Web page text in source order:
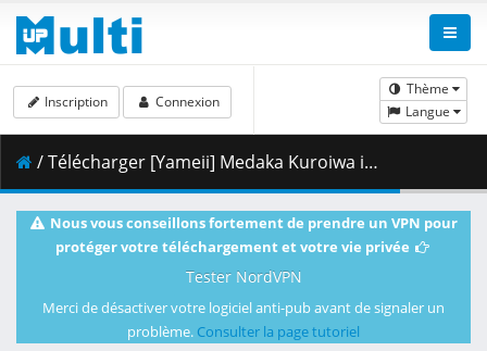
Thème
Langue
Inscription Connexion
/ Télécharger [Yameii] Medaka Kuroiwa is Impervious to My Charms - S01E03 [English Dub] [CR WEB-DL 1080p] [EAB15FA1].mkv.001 ( 461.64 MB )
Nous vous conseillons fortement de prendre un VPN pour
protéger votre téléchargement et votre vie privée
Tester NordVPN
Merci de désactiver votre logiciel anti-pub avant de signaler un
problème. Consulter la page tutoriel